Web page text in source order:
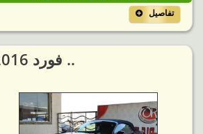
تفاصيل
2016 فورد ..